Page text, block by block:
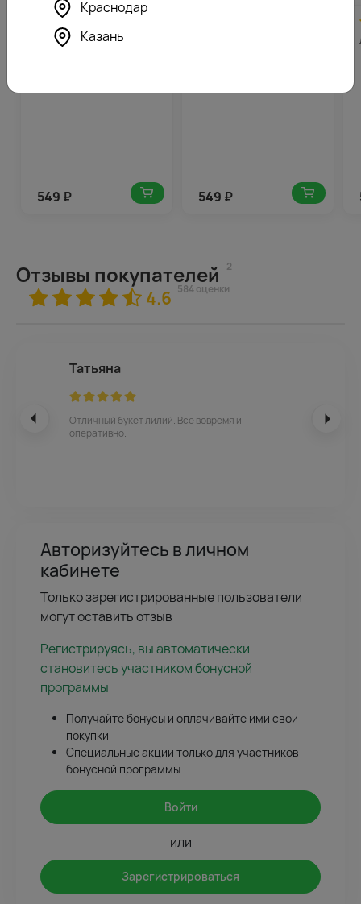
4.6
Лилия азиатская микс
549 ₽ 549 ₽
Отзывы покупателей 2
4.6 584 оценки
Татьяна
Отличный букет лилий. Все вовремя и
оперативно.
Авторизуйтесь в личном
кабинете
Только зарегистрированные пользователи
могут оставить отзыв
Регистрируясь, вы автоматически
становитесь участником бонусной
программы
Получайте бонусы и оплачивайте ими свои
покупки
Специальные акции только для участников
бонусной программы
Войти
или
Зарегистрироваться
Краснодар
Казань